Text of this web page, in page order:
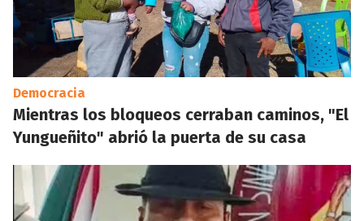
Democracia
Mientras los bloqueos cerraban caminos, "El
Yungueñito" abrió la puerta de su casa